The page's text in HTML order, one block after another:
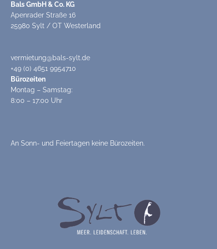
Bals GmbH & Co. KG
Apenrader Straße 16
25980 Sylt / OT Westerland
vermietung@bals-sylt.de
+49 (0) 4651 9954710
Bürozeiten
Montag – Samstag:
8:00 – 17:00 Uhr
An Sonn- und Feiertagen keine Bürozeiten.